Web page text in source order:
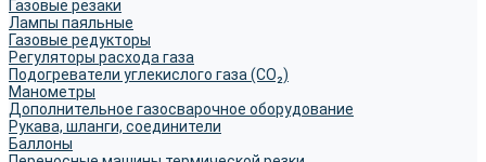
Газовые резаки
Лампы паяльные
Газовые редукторы
Регуляторы расхода газа
Подогреватели углекислого газа (CO₂)
Манометры
Дополнительное газосварочное оборудование
Рукава, шланги, соединители
Баллоны